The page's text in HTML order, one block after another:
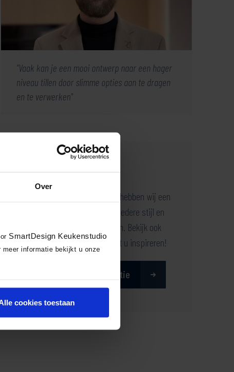
Over
SmartDesign Keukenstudio
informatie bekijkt u onze
cookies toestaan
Vaak kan je een mooi ontwerp naar een hoger
niveau tillen door slimme opties aan te dragen
en te verwerken
Bij SmartDesign Keukenstudio hebben wij een
breed aanbod aan keukens. In iedere stijl en
een ruime keuze tussen merken. Bekijk ook
onze showroomkeukens en laat u inspireren!
Bekijk onze keukencollectie